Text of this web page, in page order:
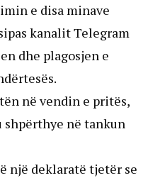
e disa minave
kanalit Telegram
dhe plagosjen e
në vendin e pritës,
shpërthye në tankun
një deklaratë tjetër se